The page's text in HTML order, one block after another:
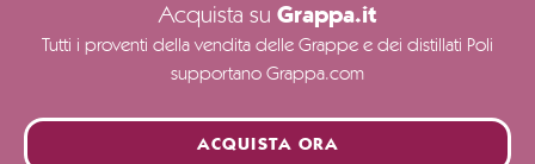
Acquista su Grappa.it
Tutti i proventi della vendita delle Grappe e dei distillati Poli
supportano Grappa.com
ACQUISTA ORA